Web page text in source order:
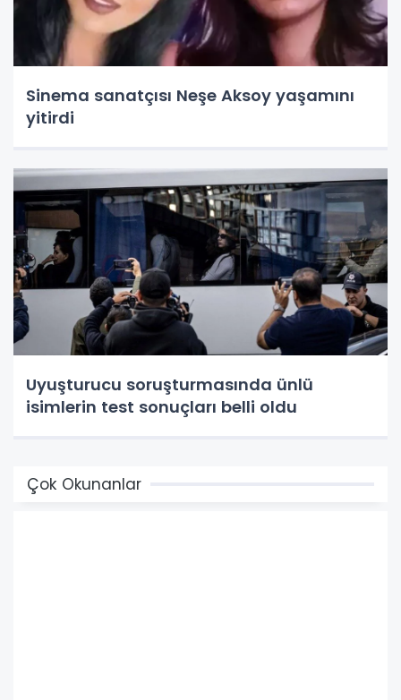
Sinema sanatçısı Neşe Aksoy yaşamını
yitirdi
Uyuşturucu soruşturmasında ünlü
isimlerin test sonuçları belli oldu
Çok Okunanlar